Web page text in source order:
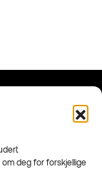
deg for forskjellige